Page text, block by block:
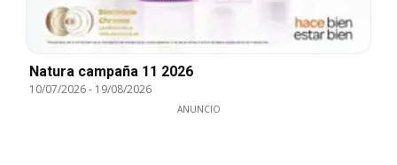
Natura campaña 11 2026
10/07/2026- 19/08/2026
ANUNCIO